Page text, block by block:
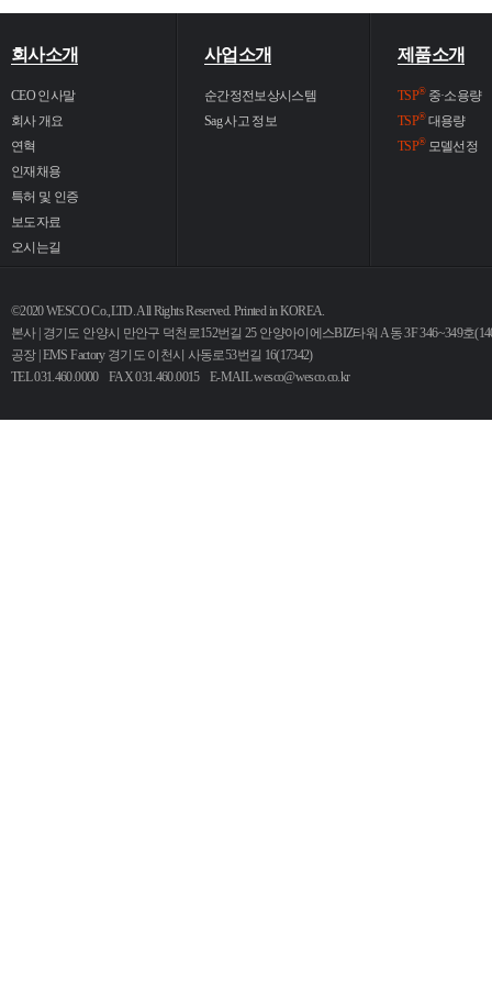
회사소개
CEO 인사말
회사 개요
연혁
인재채용
특허 및 인증
보도자료
오시는길
사업소개
순간정전보상시스템
Sag 사고 정보
제품소개
TSP®중·소용량
TSP®대용량
TSP®모델선정
©2020 WESCO Co.,LTD. All Rights Reserved. Printed in KOREA.
본사 | 경기도 안양시 만안구 덕천로152번길 25 안양아이에스BIZ타워 A동 3F 346~349호
공장 | EMS Factory 경기도 이천시 사동로53번길 16(17342)
TEL 031.460.0000 FAX 031.460.0015 E-MAILwesco@wesco.co.kr